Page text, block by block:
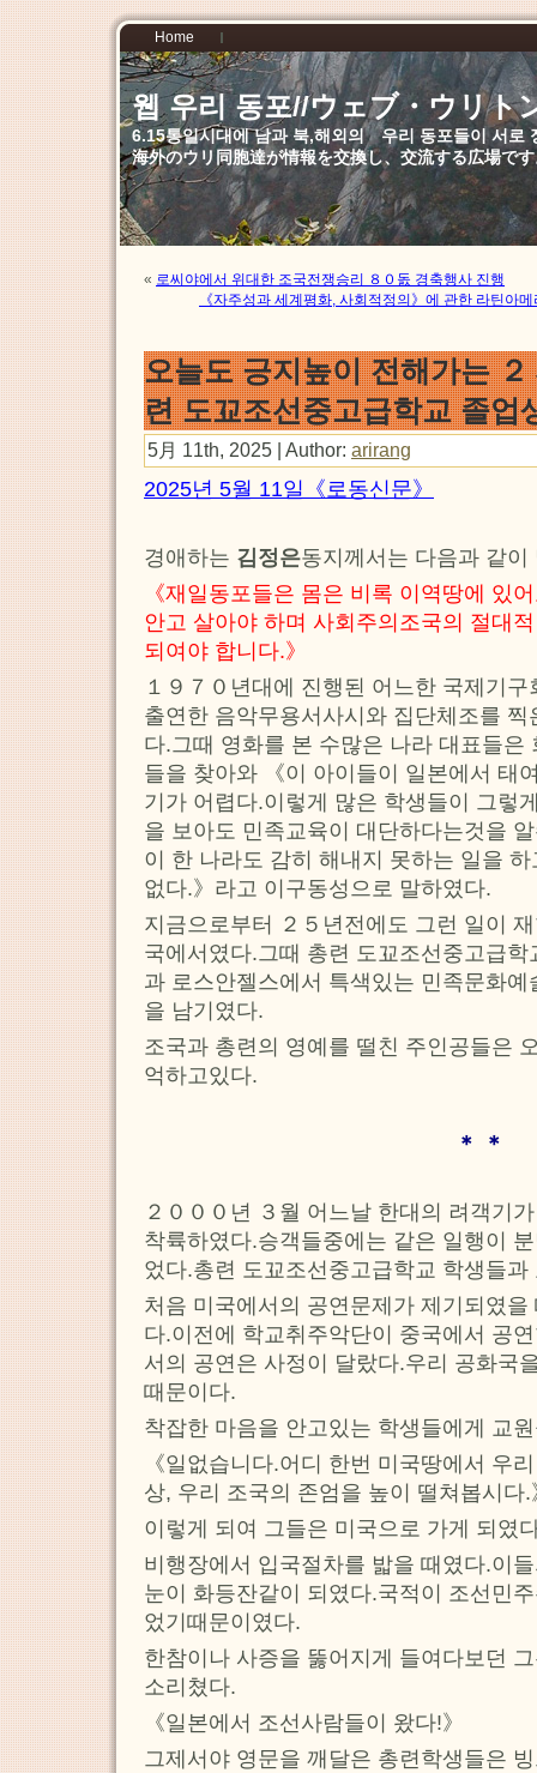
Home
웹 우리 동포//ウェブ・ウリト
6.15통일시대에 남과 북,해외의 우리 동포들이 서로
海外のウリ同胞達が情報を交換し、交流する広場で
« 로씨야에서 위대한 조국전쟁승리 ８０돐 경축행사 진행
《자주성과 세계평화, 사회적정의》에 관한 라틴아
오늘도 긍지높이 전해가는
련 도꾜조선중고급학교 졸업
5月 11th, 2025 | Author: arirang
2025년 5월 11일《로동신문》
경애하는 김정은동지께서는 다음과 같이
《재일동포들은 몸은 비록 이역땅에 있
안고 살아야 하며 사회주의조국의 절대
되여야 합니다.》
１９７０년대에 진행된 어느한 국제기
출연한 음악무용서사시와 집단체조를
다.그때 영화를 본 수많은 나라 대표들은
들을 찾아와 《이 아이들이 일본에서 태
기가 어렵다.이렇게 많은 학생들이 그렇
을 보아도 민족교육이 대단하다는것을
이 한 나라도 감히 해내지 못하는 일을
없다.》라고 이구동성으로 말하였다.
지금으로부터 ２５년전에도 그런 일이
국에서였다.그때 총련 도꾜조선중고급
과 로스안젤스에서 특색있는 민족문화
을 남기였다.
조국과 총련의 영예를 떨친 주인공들은
억하고있다.
＊ ＊
２０００년 ３월 어느날 한대의 려객기
착륙하였다.승객들중에는 같은 일행이
었다.총련 도꾜조선중고급학교 학생들
처음 미국에서의 공연문제가 제기되였
다.이전에 학교취주악단이 중국에서 공
서의 공연은 사정이 달랐다.우리 공화국
때문이다.
착잡한 마음을 안고있는 학생들에게 교
《일없습니다.어디 한번 미국땅에서 우
상, 우리 조국의 존엄을 높이 떨쳐봅시다.
이렇게 되여 그들은 미국으로 가게 되였
비행장에서 입국절차를 밟을 때였다.이
눈이 화등잔같이 되였다.국적이 조선민
었기때문이였다.
한참이나 사증을 뚫어지게 들여다보던
소리쳤다.
《일본에서 조선사람들이 왔다!》
그제서야 영문을 깨달은 총련학생들은